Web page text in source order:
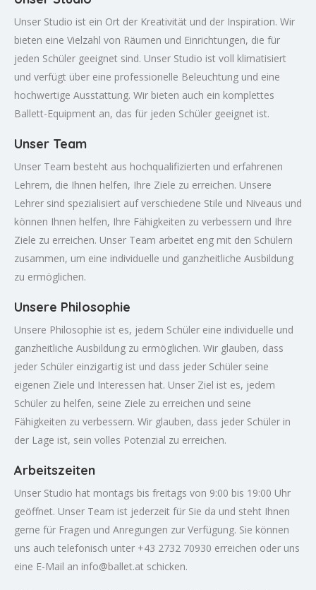
Unser Studio ist ein Ort der Kreativität und der Inspiration. Wir
bieten eine Vielzahl von Räumen und Einrichtungen, die für
jeden Schüler geeignet sind. Unser Studio ist voll klimatisiert
und verfügt über eine professionelle Beleuchtung und eine
hochwertige Ausstattung. Wir bieten auch ein komplettes
Ballett-Equipment an, das für jeden Schüler geeignet ist.
Unser Team
Unser Team besteht aus hochqualifizierten und erfahrenen
Lehrern, die Ihnen helfen, Ihre Ziele zu erreichen. Unsere
Lehrer sind spezialisiert auf verschiedene Stile und Niveaus und
können Ihnen helfen, Ihre Fähigkeiten zu verbessern und Ihre
Ziele zu erreichen. Unser Team arbeitet eng mit den Schülern
zusammen, um eine individuelle und ganzheitliche Ausbildung
zu ermöglichen.
Unsere Philosophie
Unsere Philosophie ist es, jedem Schüler eine individuelle und
ganzheitliche Ausbildung zu ermöglichen. Wir glauben, dass
jeder Schüler einzigartig ist und dass jeder Schüler seine
eigenen Ziele und Interessen hat. Unser Ziel ist es, jedem
Schüler zu helfen, seine Ziele zu erreichen und seine
Fähigkeiten zu verbessern. Wir glauben, dass jeder Schüler in
der Lage ist, sein volles Potenzial zu erreichen.
Arbeitszeiten
Unser Studio hat montags bis freitags von 9:00 bis 19:00 Uhr
geöffnet. Unser Team ist jederzeit für Sie da und steht Ihnen
gerne für Fragen und Anregungen zur Verfügung. Sie können
uns auch telefonisch unter +43 2732 70930 erreichen oder uns
eine E-Mail an info@ballet.at schicken.